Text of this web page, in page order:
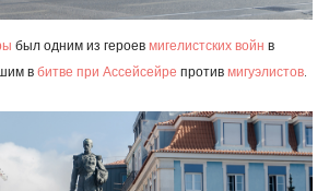
был одним из героев мигелистских войн в
в битве при Ассейсейре против мигуэлистов